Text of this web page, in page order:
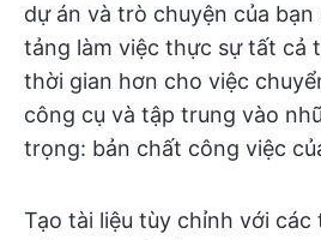
dự án và trò chuyện của
tảng làm việc thực sự tất cả
thời gian hơn cho việc
công cụ và tập trung vào
trọng: bản chất công việc
Tạo tài liệu tùy chỉnh với các